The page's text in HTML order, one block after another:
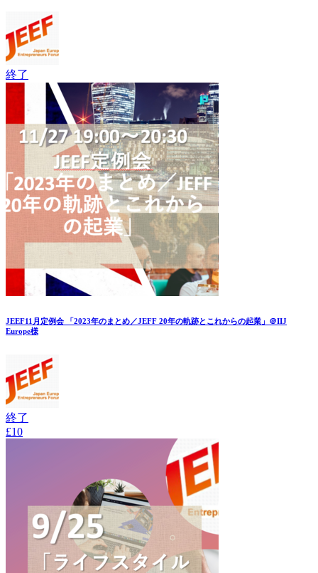
終了
JEEF11月定例会 「2023年のまとめ／JEFF 20年の軌跡とこれからの起業」＠IIJ
Europe様
終了
£10